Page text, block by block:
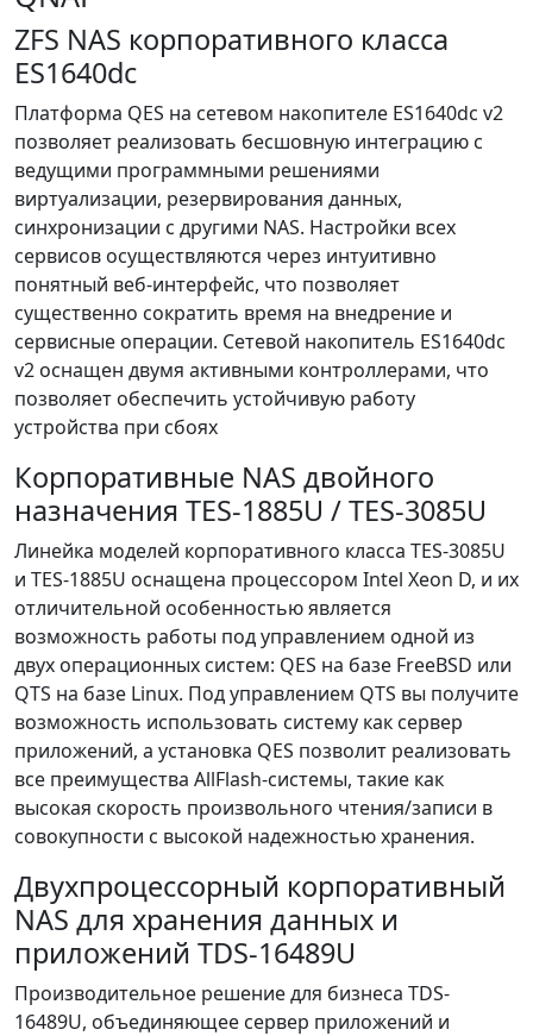
ZFS NAS корпоративного класса
ES1640dc
Платформа QES на сетевом накопителе ES1640dc v2
позволяет реализовать бесшовную интеграцию с
ведущими программными решениями
виртуализации, резервирования данных,
синхронизации с другими NAS. Настройки всех
сервисов осуществляются через интуитивно
понятный веб-интерфейс, что позволяет
существенно сократить время на внедрение и
сервисные операции. Сетевой накопитель ES1640dc
v2 оснащен двумя активными контроллерами, что
позволяет обеспечить устойчивую работу
устройства при сбоях
Корпоративные NAS двойного
назначения TES-1885U / TES-3085U
Линейка моделей корпоративного класса TES-3085U
и TES-1885U оснащена процессором Intel Xeon D, и их
отличительной особенностью является
возможность работы под управлением одной из
двух операционных систем: QES на базе FreeBSD или
QTS на базе Linux. Под управлением QTS вы получите
возможность использовать систему как сервер
приложений, а установка QES позволит реализовать
все преимущества AllFlash-системы, такие как
высокая скорость произвольного чтения/записи в
совокупности с высокой надежностью хранения.
Двухпроцессорный корпоративный
NAS для хранения данных и
приложений TDS-16489U
Производительное решение для бизнеса TDS-
16489U, объединяющее сервер приложений и